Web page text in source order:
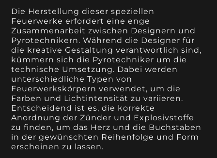
Die Herstellung dieser speziellen
Feuerwerke erfordert eine enge
Zusammenarbeit zwischen Designern und
Pyrotechnikern. Während die Designer für
die kreative Gestaltung verantwortlich sind,
kümmern sich die Pyrotechniker um die
technische Umsetzung. Dabei werden
unterschiedliche Typen von
Feuerwerkskörpern verwendet, um die
Farben und Lichtintensität zu variieren.
Entscheidend ist es, die korrekte
Anordnung der Zünder und Explosivstoffe
zu finden, um das Herz und die Buchstaben
in der gewünschten Reihenfolge und Form
erscheinen zu lassen.